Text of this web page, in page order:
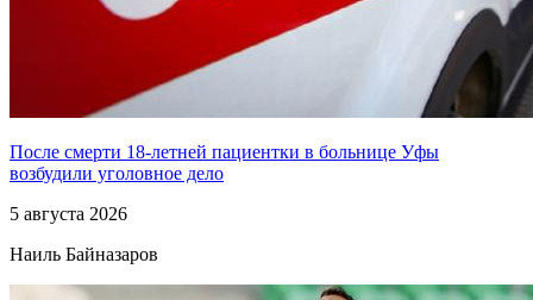
После смерти 18-летней пациентки в больнице Уфы
возбудили уголовное дело
5 августа 2026
Наиль Байназаров